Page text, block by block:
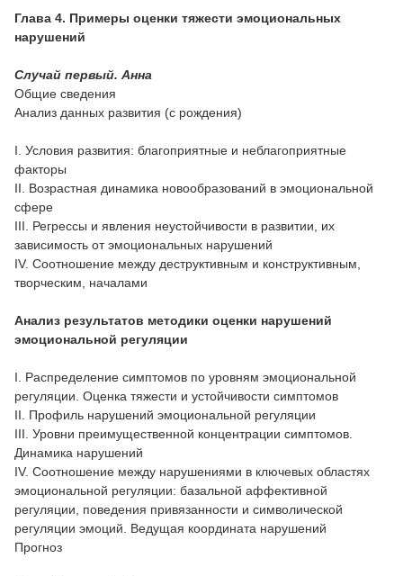
Глава 4. Примеры оценки тяжести эмоциональных
нарушений
Случай первый. Анна
Общие сведения
Анализ данных развития (с рождения)
I. Условия развития: благоприятные и неблагоприятные
факторы
II. Возрастная динамика новообразований в эмоциональной
сфере
III. Регрессы и явления неустойчивости в развитии, их
зависимость от эмоциональных нарушений
IV. Соотношение между деструктивным и конструктивным,
творческим, началами
Анализ результатов методики оценки нарушений
эмоциональной регуляции
I. Распределение симптомов по уровням эмоциональной
регуляции. Оценка тяжести и устойчивости симптомов
II. Профиль нарушений эмоциональной регуляции
III. Уровни преимущественной концентрации симптомов.
Динамика нарушений
IV. Соотношение между нарушениями в ключевых областях
эмоциональной регуляции: базальной аффективной
регуляции, поведения привязанности и символической
регуляции эмоций. Ведущая координата нарушений
Прогноз